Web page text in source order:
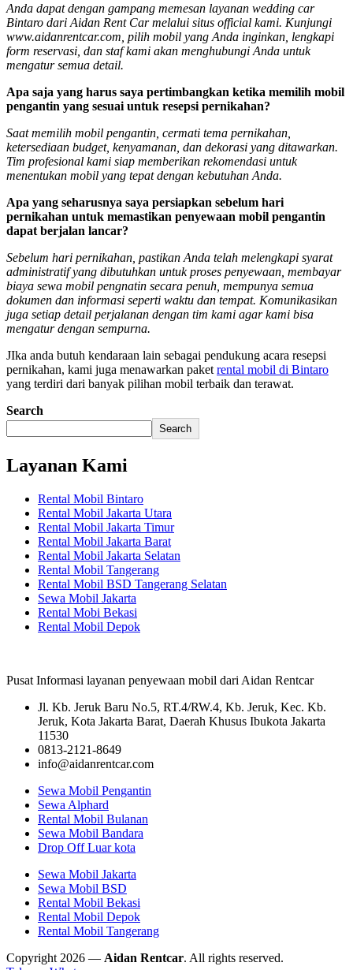
Anda dapat dengan gampang memesan layanan wedding car
Bintaro dari Aidan Rent Car melalui situs official kami. Kunjungi
www.aidanrentcar.com, pilih mobil yang Anda inginkan, lengkapi
form reservasi, dan staf kami akan menghubungi Anda untuk
mengatur semua detail.
Apa saja yang harus saya pertimbangkan ketika memilih mobil
pengantin yang sesuai untuk resepsi pernikahan?
Saat memilih mobil pengantin, cermati tema pernikahan,
ketersediaan budget, kenyamanan, dan dekorasi yang ditawarkan.
Tim profesional kami siap memberikan rekomendasi untuk
menentukan mobil yang tepat dengan kebutuhan Anda.
Apa yang seharusnya saya persiapkan sebelum hari
pernikahan untuk memastikan penyewaan mobil pengantin
dapat berjalan lancar?
Sebelum hari pernikahan, pastikan Anda telah melengkapi syarat
administratif yang dibutuhkan untuk proses penyewaan, membayar
biaya sewa mobil pengnatin secara penuh, mempunya semua
dokumen dan informasi seperti waktu dan tempat. Komunikasikan
juga setiap detail perjalanan dengan tim kami agar kami bisa
mengatur dengan sempurna.
JIka anda butuh kendaraan lain sebagai pendukung acara resepsi
pernikahan, kami juga menawarkan paket rental mobil di Bintaro
yang terdiri dari banyak pilihan mobil terbaik dan terawat.
Search
Search
Layanan Kami
Rental Mobil Bintaro
Rental Mobil Jakarta Utara
Rental Mobil Jakarta Timur
Rental Mobil Jakarta Barat
Rental Mobil Jakarta Selatan
Rental Mobil Tangerang
Rental Mobil BSD Tangerang Selatan
Sewa Mobil Jakarta
Rental Mobi Bekasi
Rental Mobil Depok
Pusat Informasi layanan penyewaan mobil dari Aidan Rentcar
Jl. Kb. Jeruk Baru No.5, RT.4/RW.4, Kb. Jeruk, Kec. Kb.
Jeruk, Kota Jakarta Barat, Daerah Khusus Ibukota Jakarta
11530
0813-2121-8649
info@aidanrentcar.com
Sewa Mobil Pengantin
Sewa Alphard
Rental Mobil Bulanan
Sewa Mobil Bandara
Drop Off Luar kota
Sewa Mobil Jakarta
Sewa Mobil BSD
Rental Mobil Bekasi
Rental Mobil Depok
Rental Mobil Tangerang
Copyright 2026 — Aidan Rentcar. All rights reserved.